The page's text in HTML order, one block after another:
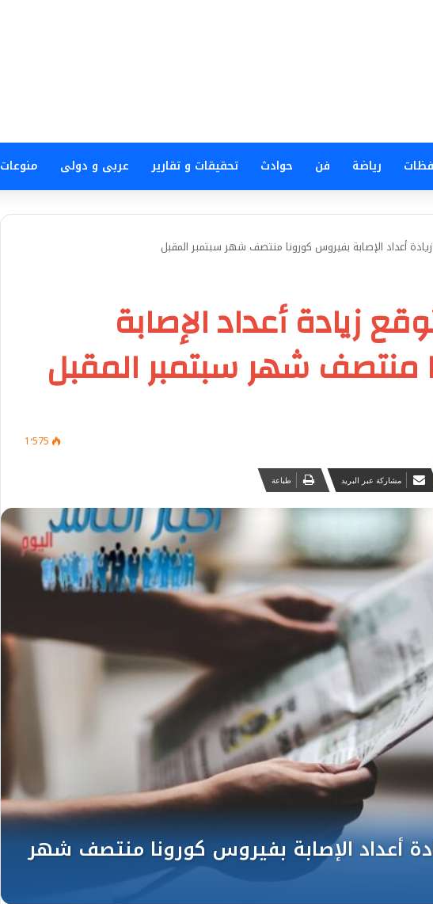
رياضة فن حوادث تحقيقات و تقارير عربى و دولى منوعات
أعداد الإصابة بفيروس كورونا منتصف شهر سبتمبر المقبل
زيادة أعداد الإصابة
منتصف شهر سبتمبر المقبل
1٬575
مشاركة عبر البريد طباعة